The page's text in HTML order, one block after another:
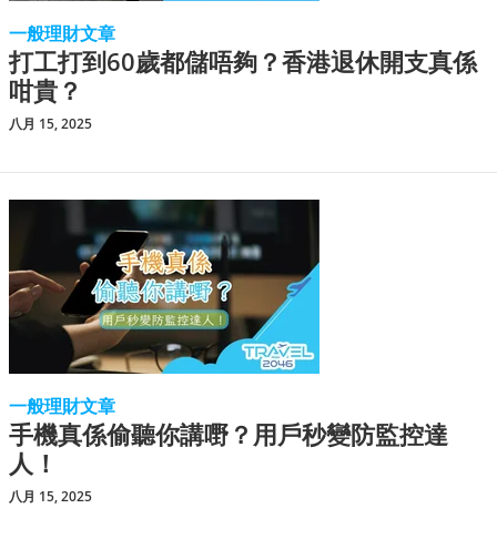
一般理財文章
打工打到60歲都儲唔夠？香港退休開支真係
咁貴？
八月 15, 2025
一般理財文章
手機真係偷聽你講嘢？用戶秒變防監控達
人！
八月 15, 2025